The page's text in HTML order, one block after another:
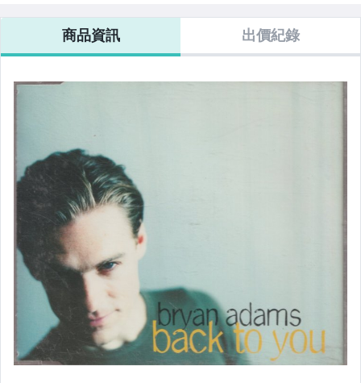
西洋 團體/樂團
西洋 合輯
日韓 女歌手
日韓 團體/樂團
日韓 合輯
電影/電視原聲帶
新世紀/古典/演奏
原版錄音卡帶區
其他影音專區
黑膠唱片區
商品資訊 出價紀錄